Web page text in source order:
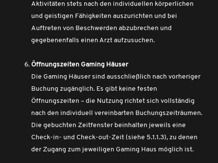
Aktivitäten stets nach den individuellen körperlichen
und geistigen Fähigkeiten auszurichten und bei
Auftreten von Beschwerden abzubrechen und
gegebenenfalls einen Arzt aufzusuchen.
Öffnungszeiten Gaming Häuser
Die Gaming Häuser sind ausschließlich nach vorheriger
Buchung zugänglich. Es gibt keine festen
Öffnungszeiten – die Nutzung richtet sich vollständig
nach den individuell vereinbarten Buchungszeiträumen.
Die gebuchten Zeitfenster beinhalten jeweils eine
Check-in- und Check-out-Zeit (siehe 5.1.1.3), zu denen
der Zugang zum jeweiligen Gaming Haus möglich ist.